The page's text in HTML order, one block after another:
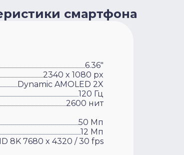
смартфона
6.36"
2340 x 1080 px
Dynamic AMOLED 2X
120 Гц
2600 нит
50 Мп
12 Мп
8K 7680 x 4320 / 30 fps